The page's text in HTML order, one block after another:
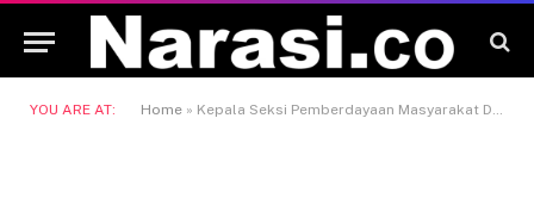
YOU ARE AT: Home » Kepala Seksi Pemberdayaan Masyarakat Desa Kecamatan Kembang Janggut